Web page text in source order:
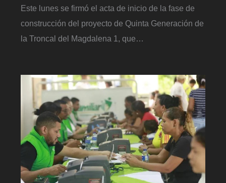
Este lunes se firmó el acta de inicio de la fase de
construcción del proyecto de Quinta Generación de
la Troncal del Magdalena 1, que…